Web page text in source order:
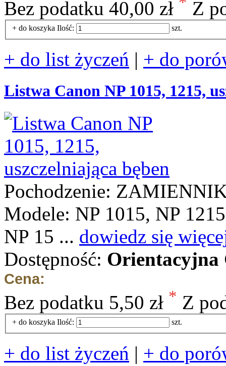
Bez podatku 40,00 zł Z
+ do koszyka Ilość: szt.
+ do list życzeń | + do
Listwa Canon NP 1015, 1215,
Pochodzenie:
Modele: NP 1015, NP
NP 15 ... dowiedz się
Dostępność: Orientacyjna
Cena:
Bez podatku 5,50 zł * Z
+ do koszyka Ilość: szt.
+ do list życzeń | + do